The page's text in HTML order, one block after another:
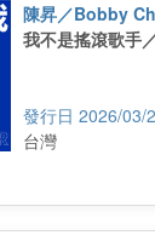
陳昇／Bobby
我不是搖滾歌手
2026/03/
台灣